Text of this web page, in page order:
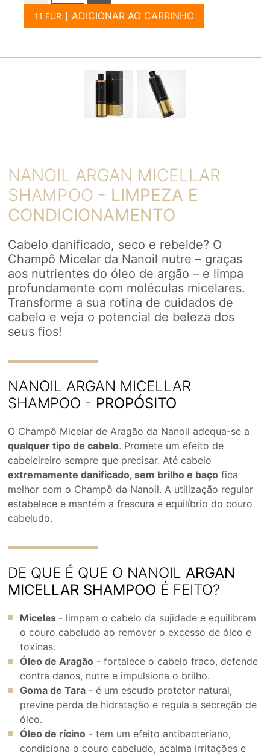
ADICIONAR AO CARRINHO
NANOIL ARGAN MICELLAR
SHAMPOO - LIMPEZA E
CONDICIONAMENTO
Cabelo danificado, seco e rebelde? O
Champô Micelar da Nanoil nutre – graças
aos nutrientes do óleo de argão – e limpa
profundamente com moléculas micelares.
Transforme a sua rotina de cuidados de
cabelo e veja o potencial de beleza dos
seus fios!
NANOIL ARGAN MICELLAR
SHAMPOO - PROPÓSITO
O Champô Micelar de Aragão da Nanoil adequa-se a
qualquer tipo de cabelo. Promete um efeito de
cabeleireiro sempre que precisar. Até cabelo
extremamente danificado, sem brilho e baço fica
melhor com o Champô da Nanoil. A utilização regular
estabelece e mantém a frescura e equilíbrio do couro
cabeludo.
DE QUE É QUE O NANOILARGAN
MICELLAR SHAMPOO É FEITO?
Micelas - limpam o cabelo da sujidade e equilibram
o couro cabeludo ao remover o excesso de óleo e
toxinas.
Óleo de Aragão - fortalece o cabelo fraco, defende
contra danos, nutre e impulsiona o brilho.
Goma de Tara - é um escudo protetor natural,
previne perda de hidratação e regula a secreção de
óleo.
Óleo de rícino - tem um efeito antibacteriano,
condiciona o couro cabeludo, acalma irritações e